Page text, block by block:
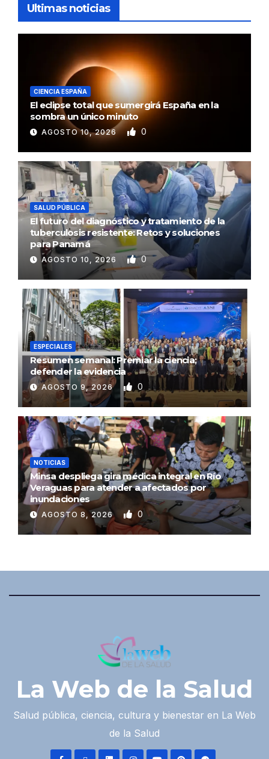
Ultimas noticias
CIENCIA ESPAÑA
El eclipse total que sumergirá España en la
sombra un único minuto
AGOSTO 10, 2026 0
SALUD PÚBLICA
El futuro del diagnóstico y tratamiento de la
tuberculosis resistente: Retos y soluciones
para Panamá
AGOSTO 10, 2026 0
ESPECIALES
Resumen semanal: Premiar la ciencia;
defender la evidencia
AGOSTO 9, 2026 0
NOTICIAS
Minsa despliega gira médica integral en Río
Veraguas para atender a afectados por
inundaciones
AGOSTO 8, 2026 0
La Web de la Salud
Salud pública, ciencia, cultura y bienestar en La Web
de la Salud